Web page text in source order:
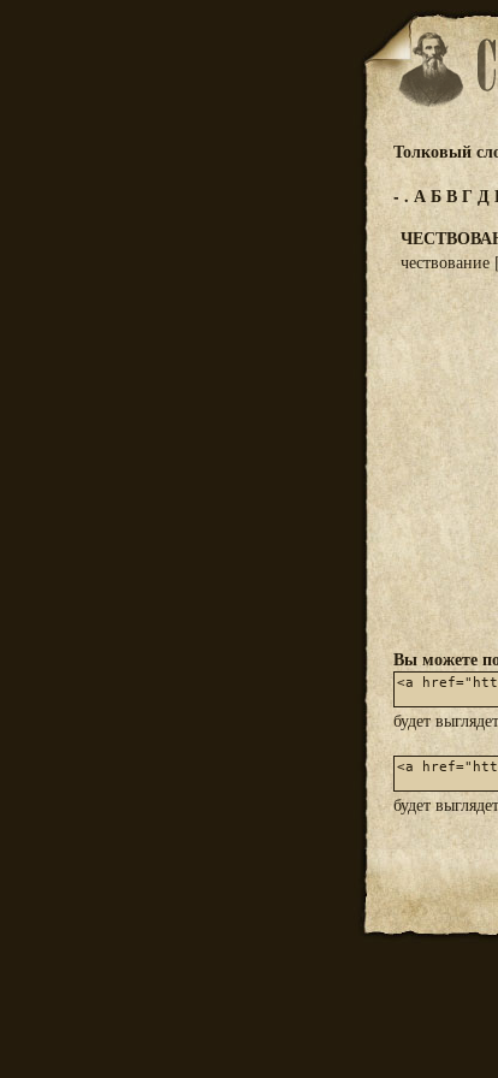
Толковый
-. АБВГД
чествование
Вы можете
будет
будет